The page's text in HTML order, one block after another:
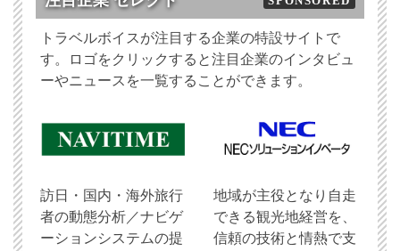
トラベルボイスが注目する企業の特設サイトで
す。ロゴをクリックすると注目企業のインタビュ
ーやニュースを一覧することができます。
訪日・国内・海外旅行
者の動態分析／ナビゲ
ーションシステムの提
地域が主役となり自走
できる観光地経営を、
信頼の技術と情熱で支